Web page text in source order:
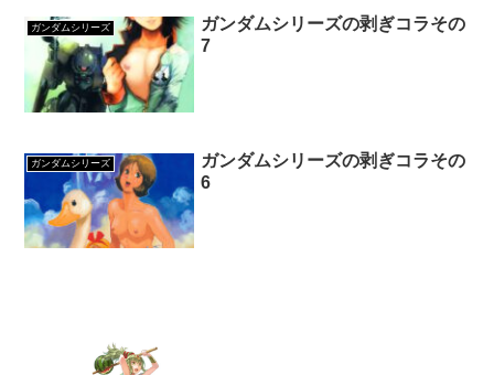
ガンダムシリーズ
ガンダムシリーズの剥ぎコラその
7
ガンダムシリーズ
ガンダムシリーズの剥ぎコラその
6